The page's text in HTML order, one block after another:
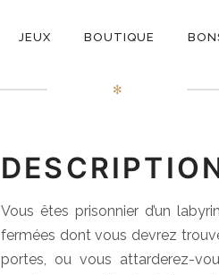
JEUX BOUTIQUE
Onirim
✻
Vous êtes prisonnier d’un
fermées dont vous devrez
portes, ou vous attarderez-